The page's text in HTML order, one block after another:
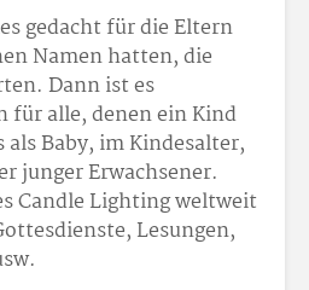
gedacht für die Eltern
Namen hatten, die
Dann ist es
für alle, denen ein Kind
als Baby, im Kindesalter,
junger Erwachsener.
Candle Lighting weltweit
Lesungen,